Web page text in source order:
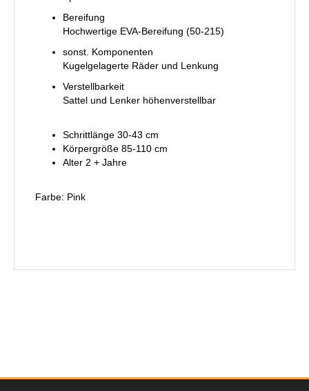
Bereifung
Hochwertige EVA-Bereifung (50-215)
sonst. Komponenten
Kugelgelagerte Räder und Lenkung
Verstellbarkeit
Sattel und Lenker höhenverstellbar
Schrittlänge 30-43 cm
Körpergröße 85-110 cm
Alter 2 + Jahre
Farbe: Pink